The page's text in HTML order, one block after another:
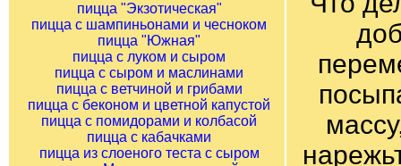
пицца "Экзотическая"
пицца с шампиньонами и чесноком
пицца "Южная"
пицца с луком и сыром
пицца с сыром и маслинами
пицца с ветчиной и грибами
пицца с беконом и цветной капустой
пицца с помидорами и колбасой
пицца с кабачками
пицца из слоеного теста с сыром